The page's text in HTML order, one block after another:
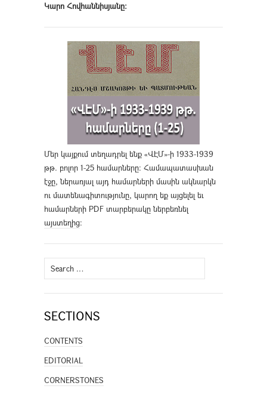
Կարո Հովհաննիսյանը։
Մեր կայքում տեղադրել ենք «ՎԷՄ»-ի 1933-1939
թթ. բոլոր 1-25 համարները։ Համապատասխան
էջը, ներառյալ այդ համարների մասին ակնարկն
ու մատենագիտությունը, կարող եք այցելել եւ
համարների PDF տարբերակը ներբեռնել
այստեղից։
Search
for:
SECTIONS
CONTENTS
EDITORIAL
CORNERSTONES